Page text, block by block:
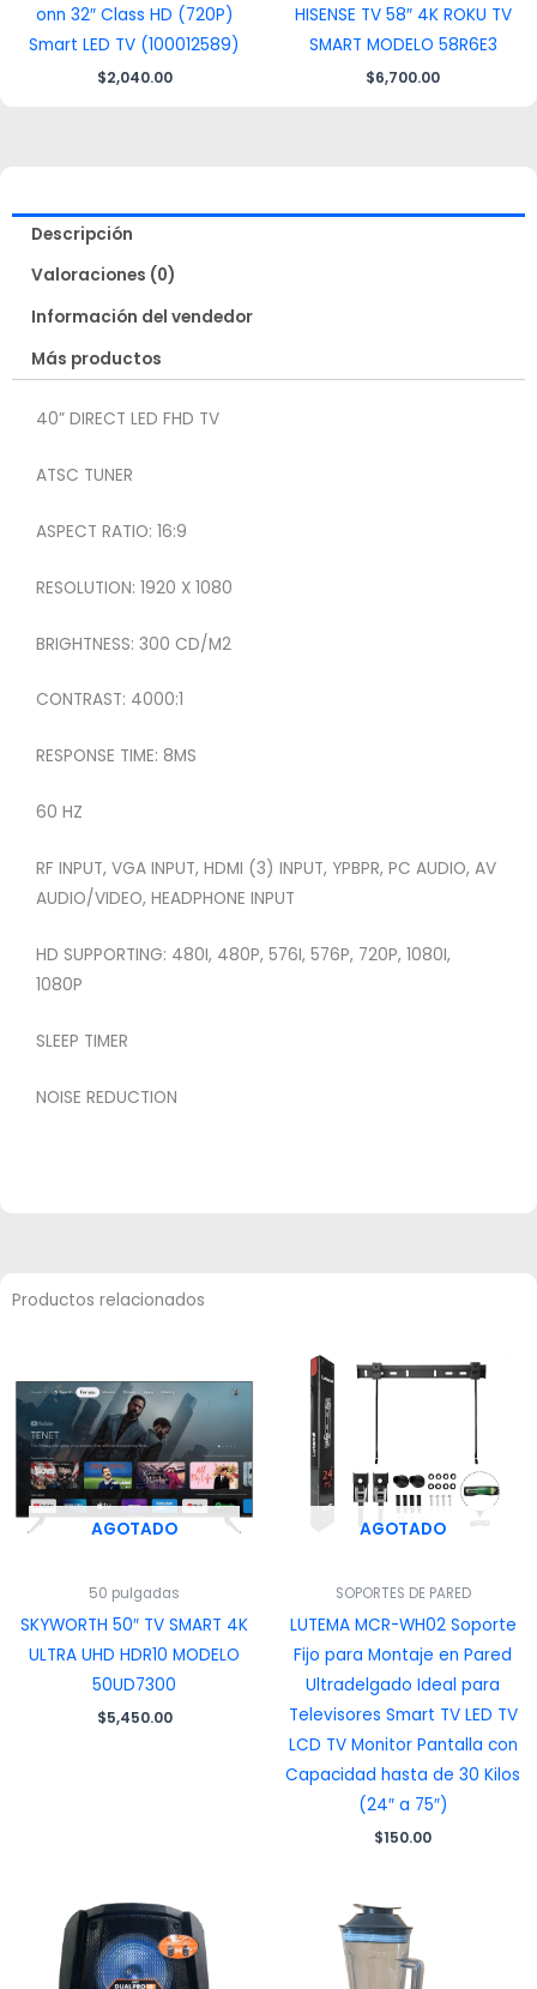
onn 32″ Class HD (720P)
Smart LED TV (100012589)
$2,040.00
HISENSE TV 58″ 4K ROKU TV
SMART MODELO 58R6E3
$6,700.00
Descripción
Valoraciones (0)
Información del vendedor
Más productos
40” DIRECT LED FHD TV
ATSC TUNER
ASPECT RATIO: 16:9
RESOLUTION: 1920 X 1080
BRIGHTNESS: 300 CD/M2
CONTRAST: 4000:1
RESPONSE TIME: 8MS
60 HZ
RF INPUT, VGA INPUT, HDMI (3) INPUT, YPBPR, PC AUDIO, AV
AUDIO/VIDEO, HEADPHONE INPUT
HD SUPPORTING: 480I, 480P, 576I, 576P, 720P, 1080I,
1080P
SLEEP TIMER
NOISE REDUCTION
Productos relacionados
AGOTADO
50 pulgadas
SKYWORTH 50″ TV SMART 4K
ULTRA UHD HDR10 MODELO
50UD7300
$5,450.00
AGOTADO
SOPORTES DE PARED
LUTEMA MCR-WH02 Soporte
Fijo para Montaje en Pared
Ultradelgado Ideal para
Televisores Smart TV LED TV
LCD TV Monitor Pantalla con
Capacidad hasta de 30 Kilos
(24″ a 75″)
$150.00